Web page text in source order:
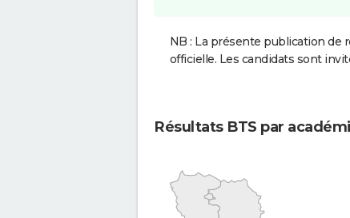
NB : La présente publication de
officielle. Les candidats sont
Résultats BTS par